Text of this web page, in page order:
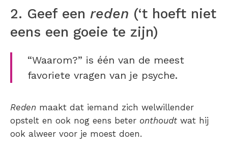
2. Geef een reden (‘t hoeft niet
eens een goeie te zijn)
“Waarom?” is één van de meest
favoriete vragen van je psyche.
Reden maakt dat iemand zich welwillender
opstelt en ook nog eens beter onthoudt wat hij
ook alweer voor je moest doen.